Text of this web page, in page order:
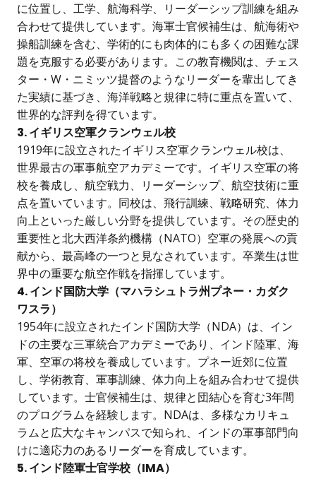
に位置し、工学、航海科学、リーダーシップ訓練を組み
合わせて提供しています。海軍士官候補生は、航海術や
操船訓練を含む、学術的にも肉体的にも多くの困難な課
題を克服する必要があります。この教育機関は、チェス
ター・W・ニミッツ提督のようなリーダーを輩出してき
た実績に基づき、海洋戦略と規律に特に重点を置いて、
世界的な評判を得ています。
3. イギリス空軍クランウェル校
1919年に設立されたイギリス空軍クランウェル校は、
世界最古の軍事航空アカデミーです。イギリス空軍の将
校を養成し、航空戦力、リーダーシップ、航空技術に重
点を置いています。同校は、飛行訓練、戦略研究、体力
向上といった厳しい分野を提供しています。その歴史的
重要性と北大西洋条約機構（NATO）空軍の発展への貢
献から、最高峰の一つと見なされています。卒業生は世
界中の重要な航空作戦を指揮しています。
4. インド国防大学（マハラシュトラ州プネー・カダク
ワスラ）
1954年に設立されたインド国防大学（NDA）は、イン
ドの主要な三軍統合アカデミーであり、インド陸軍、海
軍、空軍の将校を養成しています。プネー近郊に位置
し、学術教育、軍事訓練、体力向上を組み合わせて提供
しています。士官候補生は、規律と団結心を育む3年間
のプログラムを経験します。NDAは、多様なカリキュ
ラムと広大なキャンパスで知られ、インドの軍事部門向
けに適応力のあるリーダーを育成しています。
5. インド陸軍士官学校（IMA）